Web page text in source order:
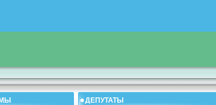
ДЕПУТАТЫ